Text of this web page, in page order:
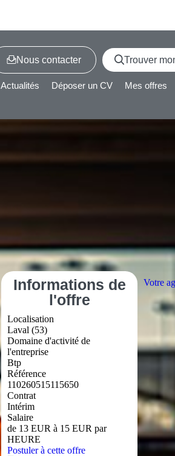
Nous contacter Trouver
Actualités Déposer un CV Mes offres
Informations de
l'offre
Localisation
Laval (53)
Domaine d'activité de
l'entreprise
Btp
Référence
110260515115650
Contrat
Intérim
Salaire
de 13 EUR à 15 EUR par
HEURE
Postuler à cette offre
Votre